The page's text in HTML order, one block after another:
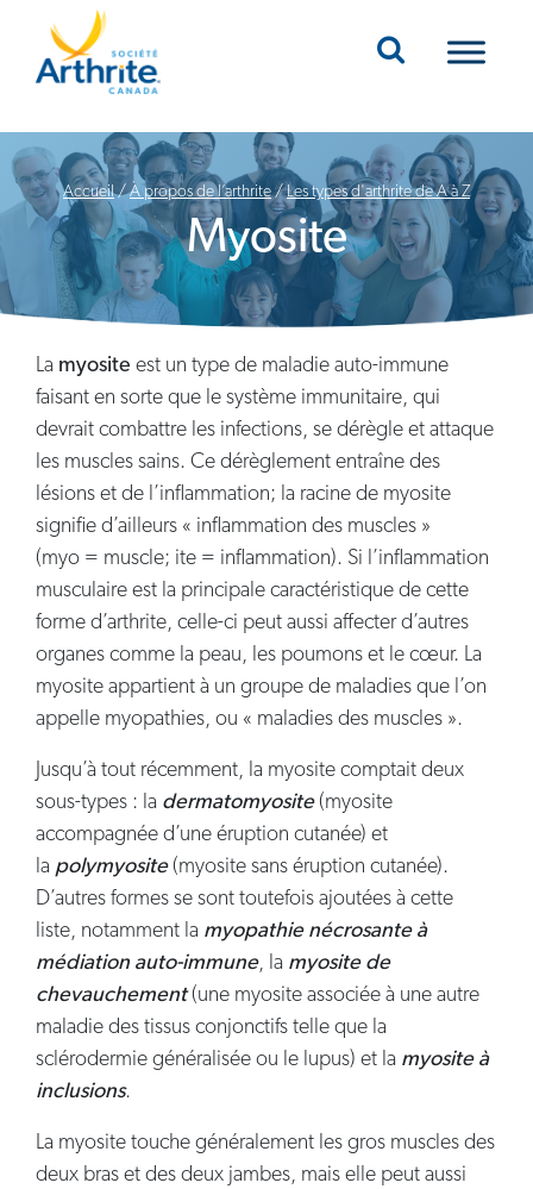
Mobile Navigation
Accueil/À propos de l’arthrite/Les types d'arthrite de A à Z
Myosite
La myosite est un type de maladie auto-immune
faisant en sorte que le système immunitaire, qui
devrait combattre les infections, se dérègle et attaque
les muscles sains. Ce dérèglement entraîne des
lésions et de l’inflammation; la racine de myosite
signifie d’ailleurs « inflammation des muscles »
(myo = muscle; ite = inflammation). Si l’inflammation
musculaire est la principale caractéristique de cette
forme d’arthrite, celle-ci peut aussi affecter d’autres
organes comme la peau, les poumons et le cœur. La
myosite appartient à un groupe de maladies que l’on
appelle myopathies, ou « maladies des muscles ».
Jusqu’à tout récemment, la myosite comptait deux
sous-types : la dermatomyosite(myosite
accompagnée d’une éruption cutanée) et
la polymyosite(myosite sans éruption cutanée).
D’autres formes se sont toutefois ajoutées à cette
liste, notamment la myopathie nécrosante à
médiation auto-immune, la myosite de
chevauchement(une myosite associée à une autre
maladie des tissus conjonctifs telle que la
sclérodermie généralisée ou le lupus) et la myosite à
inclusions.
La myosite touche généralement les gros muscles des
deux bras et des deux jambes, mais elle peut aussi